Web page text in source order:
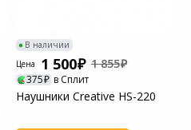
В наличии
Цена
1 500 1 855
375 в Сплит
Наушники Creative HS-220